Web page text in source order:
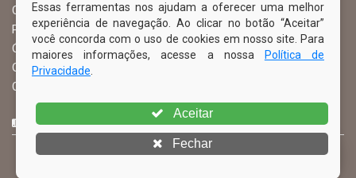
Chefe de Gabinete
Procuradoria Geral
Órgão de Controle Interno
Organograma
Comissão Permanente de Licitação – CPL
CURTA NOSSA FAN PAGE
Essas ferramentas nos ajudam a oferecer uma melhor
experiência de navegação. Ao clicar no botão “Aceitar”
você concorda com o uso de cookies em nosso site. Para
maiores informações, acesse a nossa
Política de
Privacidade
Aceitar
Fechar